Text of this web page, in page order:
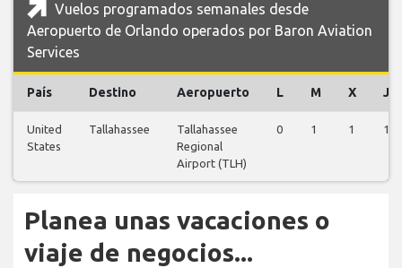
Vuelos programados semanales desde
Aeropuerto de Orlando operados por Baron Aviation
Services
País Destino Aeropuerto L M X J
United
States
Tallahassee
Tallahassee
Regional
Airport (TLH)
0 1 1 1
Planea unas vacaciones o
viaje de negocios...